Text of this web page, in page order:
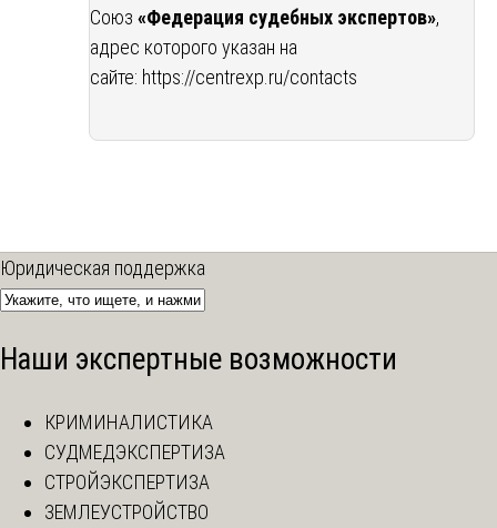
Союз «Федерация судебных экспертов»,
адрес которого указан на
сайте: https://centrexp.ru/contacts
Юридическая поддержка
Наши экспертные возможности
КРИМИНАЛИСТИКА
СУДМЕДЭКСПЕРТИЗА
СТРОЙЭКСПЕРТИЗА
ЗЕМЛЕУСТРОЙСТВО